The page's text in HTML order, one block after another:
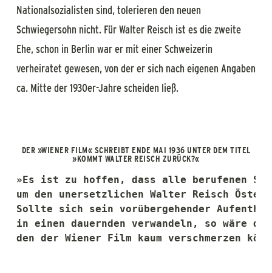
Nationalsozialisten sind, tolerieren den neuen
Schwiegersohn nicht. Für Walter Reisch ist es die zweite
Ehe, schon in Berlin war er mit einer Schweizerin
verheiratet gewesen, von der er sich nach eigenen Angaben
ca. Mitte der 1930er-Jahre scheiden ließ.
DER »WIENER FILM« SCHREIBT ENDE MAI 1936 UNTER DEM TITEL
»KOMMT WALTER REISCH ZURÜCK?«
»Es ist zu hoffen, dass alle berufenen
um den unersetzlichen Walter Reisch
Sollte sich sein vorübergehender
in einen dauernden verwandeln, so wäre
den der Wiener Film kaum verschmerzen